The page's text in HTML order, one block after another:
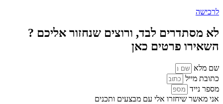
לרכישה
לא מסתדרים לבד, ורוצים שנחזור אליכם ?
השאירו פרטים כאן
שם מלא
כתובת מייל
מספר נייד
אני מאשר שיחזרו אלי עם מבצעים ותכנים